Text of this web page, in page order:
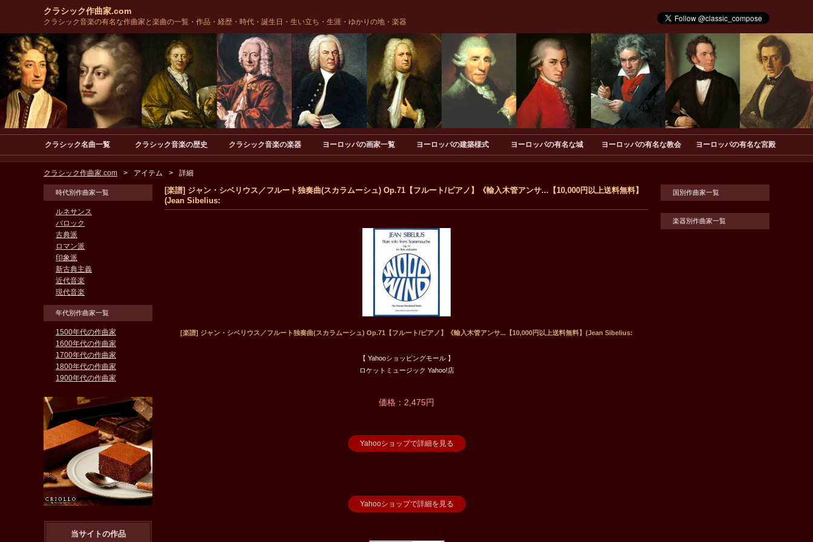
クラシック作曲家.com
クラシック音楽の有名な作曲家と楽曲の一覧・作品・経歴・時代・誕生日・生い立ち・生涯・ゆかりの地・楽器
クラシック名曲一覧 クラシック音楽の歴史 クラシック音楽の楽器 ヨーロッパの画家一覧 ヨーロッパの建築様式 ヨーロッパの有名な城 ヨーロッパの有名な教会 ヨーロッパの有名な宮殿
クラシック作曲家.com アイテム 詳細
[楽譜] ジャン・シベリウス／フルート独奏曲(スカラムーシュ) Op.71【フルート/ピアノ】《輸入木管アンサ...【10,000円以上送料無料】
(Jean Sibelius:
[楽譜] ジャン・シベリウス／フルート独奏曲(スカラムーシュ) Op.71【フルート/ピアノ】《輸入木管アンサ...【10,000円以上送料無料】(Jean Sibelius:
【 Yahooショッピングモール 】
ロケットミュージック Yahoo!店
価格：2,475円
Yahooショップで詳細を見る
Yahooショップで詳細を見る
時代別作曲家一覧
ルネサンス
バロック
古典派
ロマン派
印象派
新古典主義
近代音楽
現代音楽
年代別作曲家一覧
1500年代の作曲家
1600年代の作曲家
1700年代の作曲家
1800年代の作曲家
1900年代の作曲家
当サイトの作品
国別作曲家一覧
楽器別作曲家一覧